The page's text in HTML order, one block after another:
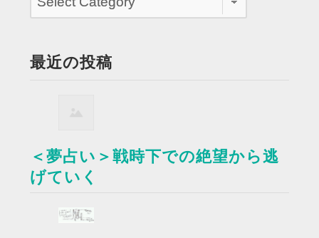
最近の投稿
＜夢占い＞戦時下での絶望から逃
げていく